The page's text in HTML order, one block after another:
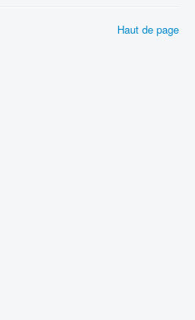
Haut de page